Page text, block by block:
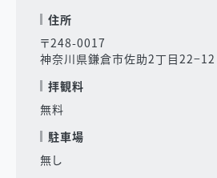
住所
〒248-0017
神奈川県鎌倉市佐助2丁目22−12
拝観料
無料
駐車場
無し